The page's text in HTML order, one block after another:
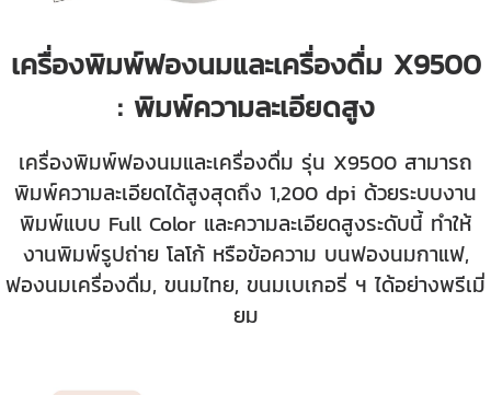
เครื่องพิมพ์ฟองนมและเครื่องดื่ม X9500
: พิมพ์ความละเอียดสูง
เครื่องพิมพ์ฟองนมและเครื่องดื่ม รุ่น X9500 สามารถ
พิมพ์ความละเอียดได้สูงสุดถึง 1,200 dpi ด้วยระบบงาน
พิมพ์แบบ Full Color และความละเอียดสูงระดับนี้ ทำให้
งานพิมพ์รูปถ่าย โลโก้ หรือข้อความ บนฟองนมกาแฟ,
ฟองนมเครื่องดื่ม, ขนมไทย, ขนมเบเกอรี่ ฯ ได้อย่างพรีเมี่
ยม